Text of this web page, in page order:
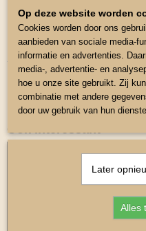
In de kleur roze.
Lengte 80cm
Ook interessant
Op deze website worden
Cookies worden door ons
aanbieden van sociale media-
informatie en advertenties.
media-, advertentie- en
hoe u onze site gebruikt. Zij
combinatie met andere
door uw gebruik van hun
Later
Alles